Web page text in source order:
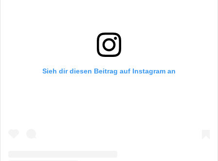
Sieh dir diesen Beitrag auf Instagram an